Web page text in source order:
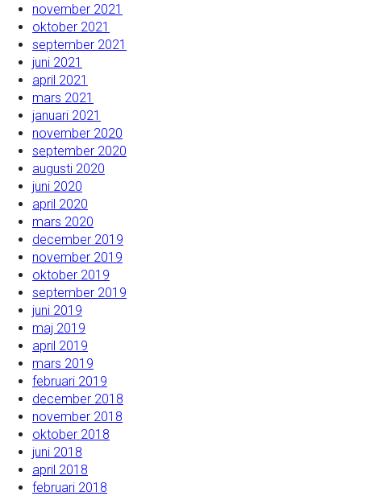
november 2021
oktober 2021
september 2021
juni 2021
april 2021
mars 2021
januari 2021
november 2020
september 2020
augusti 2020
juni 2020
april 2020
mars 2020
december 2019
november 2019
oktober 2019
september 2019
juni 2019
maj 2019
april 2019
mars 2019
februari 2019
december 2018
november 2018
oktober 2018
juni 2018
april 2018
februari 2018